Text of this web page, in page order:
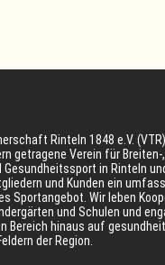
Rinteln 1848 e.V.
getragene Verein für
Gesundheitssport in Rinteln
und Kunden ein
Sportangebot. Wir leben
und Schulen und
Bereich hinaus auf
der Region.